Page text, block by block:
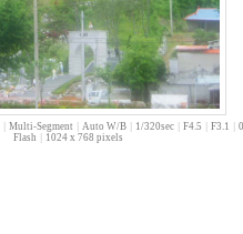
Multi-Segment Auto W/B 1/320sec F4.5 F3.1
Flash
1024 x 768 pixels